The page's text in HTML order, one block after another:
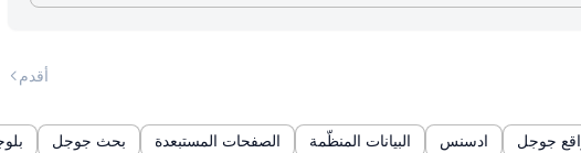
أقدم
جوجل ادسنس البيانات المنظّمة الصفحات المستبعدة بحث جوجل